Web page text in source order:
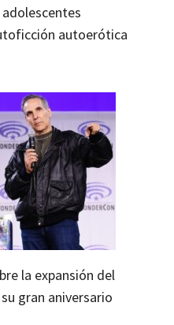
autoerótica
la expansión del
gran aniversario